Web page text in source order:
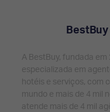
BestBuy
A BestBuy, fundada
especializada em
hotéis e serviços, com
mundo e mais de 4 mil
atende mais de 4 mil